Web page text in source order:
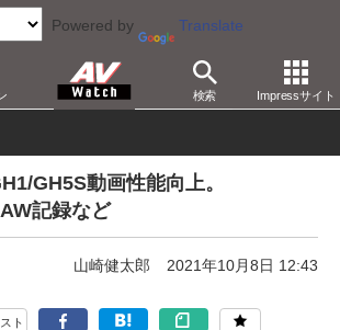
Powered by Translate
検索 Impressサイト
ジタルカメラ パナソニック
GH5S動画性能向上。
記録など
山崎健太郎 2021年10月8日 12:43
ト